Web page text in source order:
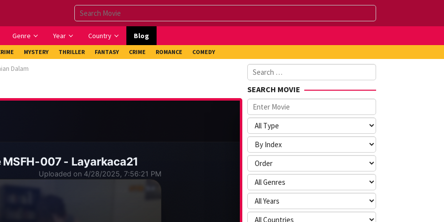
Genre Year Country Blog
MYSTERY THRILLER FANTASY CRIME ROMANCE COMEDY
Dalam
Search
for:
SEARCH MOVIE